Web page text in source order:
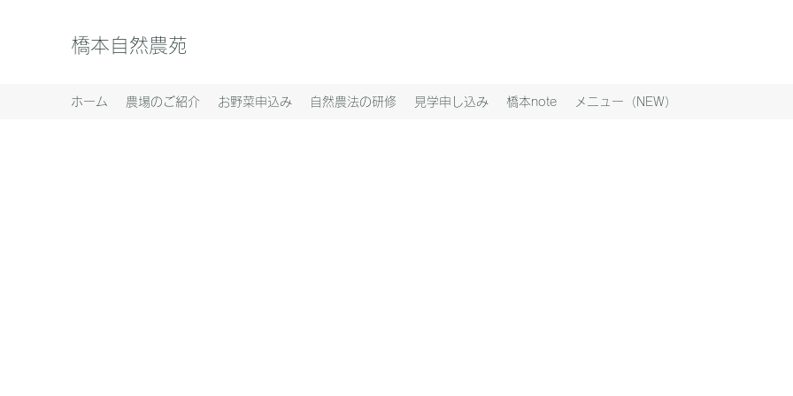
橋本自然農苑
ホーム 農場のご紹介 お野菜申込み 自然農法の研修 見学申し込み 橋本note メニュー（NEW）